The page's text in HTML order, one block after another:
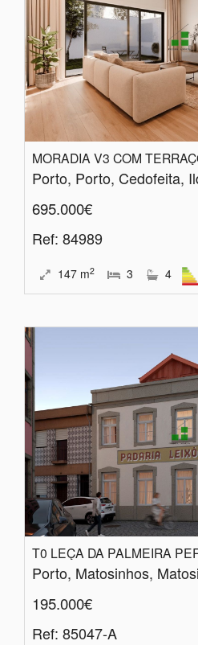
695.000€
Ref: 84989
147 m2 3 4
T0 LEÇA DA PALMEIRA
195.000€
Ref: 85047-A